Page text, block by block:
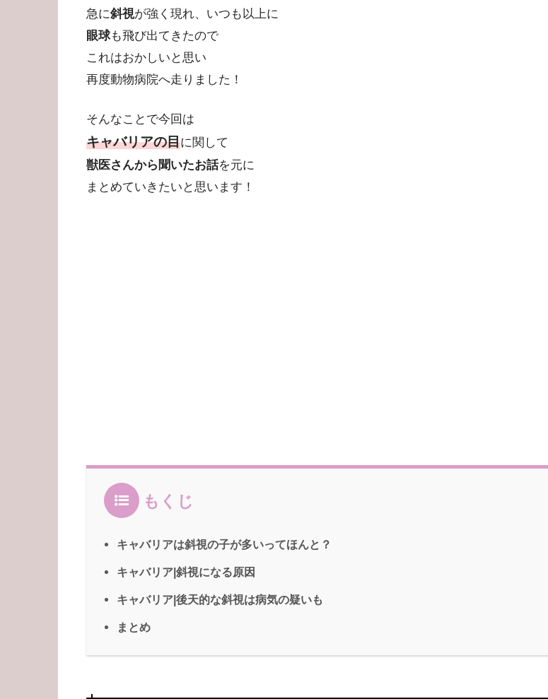
急に斜視が強く現れ、いつも以上に
眼球も飛び出てきたので
これはおかしいと思い
再度動物病院へ走りました！
そんなことで今回は
キャバリアの目に関して
獣医さんから聞いたお話を元に
まとめていきたいと思います！
もくじ
キャバリアは斜視の子が多いってほんと？
キャバリア|斜視になる原因
キャバリア|後天的な斜視は病気の疑いも
まとめ